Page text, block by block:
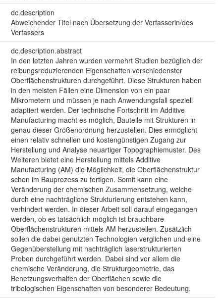
dc.description
Abweichender Titel nach Übersetzung der Verfasserin/des
Verfassers
dc.description.abstract
In den letzten Jahren wurden vermehrt Studien bezüglich der
reibungsreduzierenden Eigenschaften verschiedenster
Oberflächenstrukturen durchgeführt. Diese Strukturen haben
in den meisten Fällen eine Dimension von ein paar
Mikrometern und müssen je nach Anwendungsfall speziell
adaptiert werden. Der technische Fortschritt im Additive
Manufacturing macht es möglich, Bauteile mit Strukturen in
genau dieser Größenordnung herzustellen. Dies ermöglicht
einen relativ schnellen und kostengünstigen Zugang zur
Herstellung und Analyse neuartiger Topographiemuster. Des
Weiteren bietet eine Herstellung mittels Additive
Manufacturing (AM) die Möglichkeit, die Oberflächenstruktur
schon im Bauprozess zu fertigen. Somit kann eine
Veränderung der chemischen Zusammensetzung, welche
durch eine nachträgliche Strukturierung entstehen kann,
verhindert werden. In dieser Arbeit soll darauf eingegangen
werden, ob es tatsächlich möglich ist brauchbare
Oberflächenstrukturen mittels AM herzustellen. Zusätzlich
sollen die dabei genutzten Technologien verglichen und eine
Gegenüberstellung mit nachträglich laserstrukturierten
Proben durchgeführt werden. Dabei sind vor allem die
chemische Veränderung, die Strukturgeometrie, das
Benetzungsverhalten der Oberflächen sowie die
tribologischen Eigenschaften von besonderer Bedeutung.